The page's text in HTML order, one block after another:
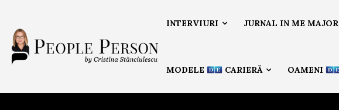
INTERVIURI JURNAL IN ME MAJOR
MODELE CARIERĂ OAMENI